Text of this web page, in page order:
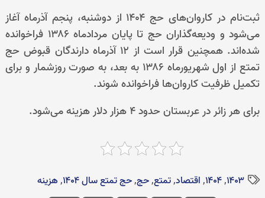
ثبت‌نام در کاروان‌های حج ۱۴۰۴ از دوشنبه، پنجم آذرماه آغاز
می‌شود و ودیعه‌گذاران حج تا پایان مردادماه ۱۳۸۶ فراخوانده
شده‌اند. همچنین قرار است از ۱۲ آذرماه دارندگان قبوض حج
تمتع از اول شهریورماه ۱۳۸۶ به بعد، به صورت روزشمار و برای
تکمیل ظرفیت کاروان‌ها فراخوانده شوند.
برای هر زائر در عربستان حدود 4 هزار دلار هزینه می‌شود.
۱۴۰۳,۱۴۰۴,اقتصاد,تمتع,حج,حج تمتع سال ۱۴۰۴ ,هزینه